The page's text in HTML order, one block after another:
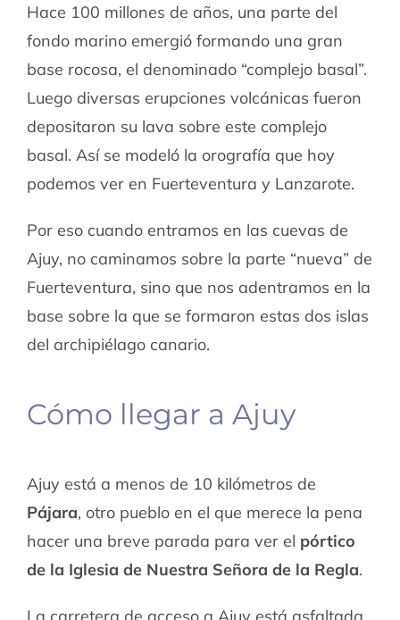
Hace 100 millones de años, una parte del
fondo marino emergió formando una gran
base rocosa, el denominado “complejo basal”.
Luego diversas erupciones volcánicas fueron
depositaron su lava sobre este complejo
basal. Así se modeló la orografía que hoy
podemos ver en Fuerteventura y Lanzarote.
Por eso cuando entramos en las cuevas de
Ajuy, no caminamos sobre la parte “nueva” de
Fuerteventura, sino que nos adentramos en la
base sobre la que se formaron estas dos islas
del archipiélago canario.
Cómo llegar a Ajuy
Ajuy está a menos de 10 kilómetros de
Pájara, otro pueblo en el que merece la pena
hacer una breve parada para ver el pórtico
de la Iglesia de Nuestra Señora de la Regla.